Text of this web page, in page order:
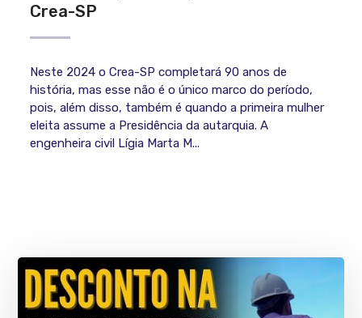
Crea-SP
Neste 2024 o Crea-SP completará 90 anos de
história, mas esse não é o único marco do período,
pois, além disso, também é quando a primeira mulher
eleita assume a Presidência da autarquia. A
engenheira civil Lígia Marta M...